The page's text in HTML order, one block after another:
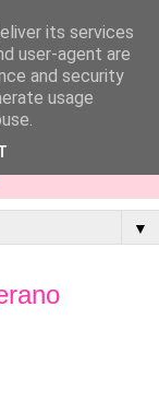
▼
its services
user-agent are
and security
usage